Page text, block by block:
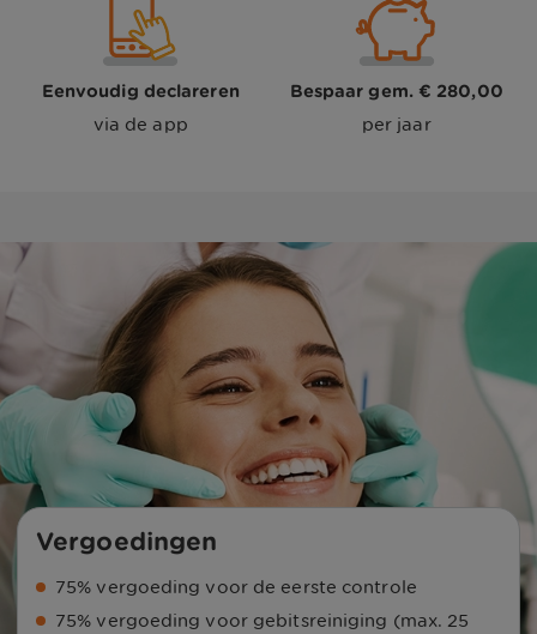
Eenvoudig declareren
via de app
Bespaar gem. € 280,00
per jaar
Vergoedingen
75% vergoeding voor de eerste controle
75% vergoeding voor gebitsreiniging (max. 25